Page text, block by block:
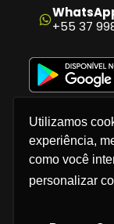
Utilizamos
experiência,
como você
personalizar
em
seu
+55 37
Política de